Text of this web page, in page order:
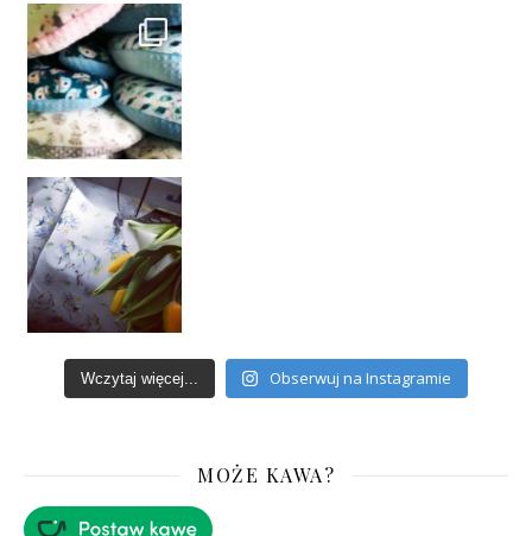
Wczytaj więcej... Obserwuj na Instagramie
MOŻE KAWA?